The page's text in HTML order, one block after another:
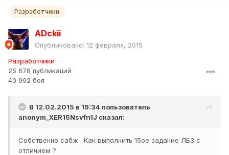
Разработчики
ADckii
Опубликовано: 12 февраля, 2015
Разработчики
25 678 публикаций
40 992 боя
В 12.02.2015 в 19:34 пользователь
anonym_XER15Nsvfn1J сказал:
Собственно сабж . Как выполнить 15ое задание ЛБЗ с
отличием ?